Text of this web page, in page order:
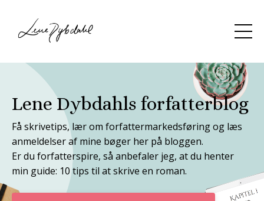
Lene Dybdahls forfatterblog
Få skrivetips, lær om forfattermarkedsføring og læs
anmeldelser af mine bøger her på bloggen.
Er du forfatterspire, så anbefaler jeg, at du henter
min guide: 10 tips til at skrive en roman.